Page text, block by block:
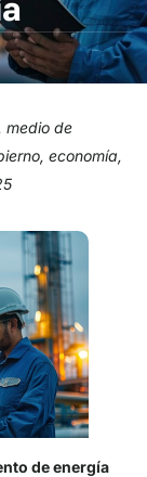
medio de
economía,
de energía